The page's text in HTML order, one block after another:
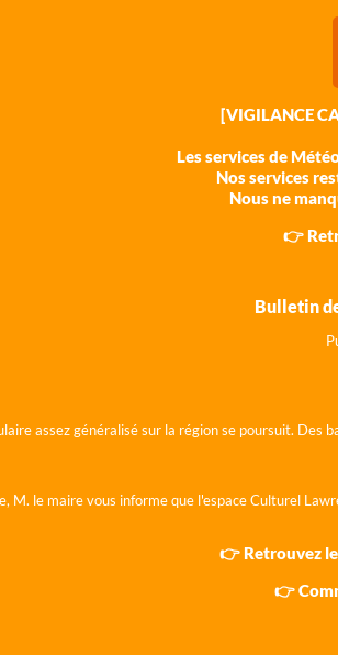
[VIGILANCE
Les services de
Nos services
Nous ne
👉
Bulletin
assez généralisé sur la région se poursuit.
M. le maire vous informe que l'espace Culturel
👉 Retrouvez
👉